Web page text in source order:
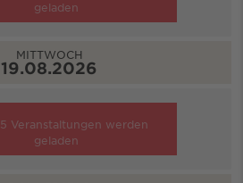
geladen
MITTWOCH
19.08.2026
5 Veranstaltungen werden
geladen